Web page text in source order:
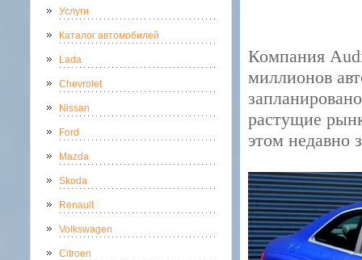
Услуги
Каталог автомобилей
Lada
Chevrolet
Nissan
Ford
Mazda
Skoda
Renault
Volkswagen
Citroen
Компания
миллионов
растущие
этом недавно